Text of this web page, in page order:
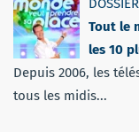
Tout le
les 10
Depuis 2006, les
tous les midis...